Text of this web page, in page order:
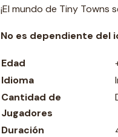
¡El mundo de Tiny Towns
No es dependiente del
Edad
Idioma
Cantidad de
Jugadores
Duración